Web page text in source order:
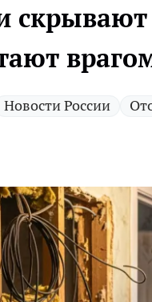
Новости России